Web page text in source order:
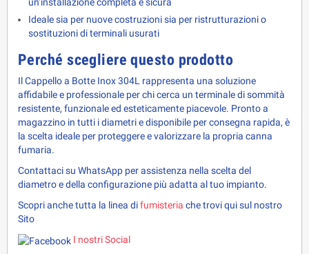
un’installazione completa e sicura
Ideale sia per nuove costruzioni sia per ristrutturazioni o
sostituzioni di terminali usurati
Perché scegliere questo prodotto
Il Cappello a Botte Inox 304L rappresenta una soluzione
affidabile e professionale per chi cerca un terminale di sommità
resistente, funzionale ed esteticamente piacevole. Pronto a
magazzino in tutti i diametri e disponibile per consegna rapida, è
la scelta ideale per proteggere e valorizzare la propria canna
fumaria.
Contattaci su WhatsApp per assistenza nella scelta del
diametro e della configurazione più adatta al tuo impianto.
Scopri anche tutta la linea di fumisteria che trovi qui sul nostro
Sito
I nostri Social